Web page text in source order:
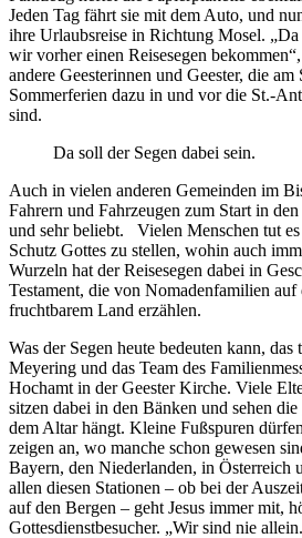
Jeden Tag fährt sie mit dem Auto, und
ihre Urlaubsreise in Richtung Mosel.
wir vorher einen Reisesegen
andere Geesterinnen und Geester, die am
Sommerferien dazu in und vor die St.-
sind.
Da soll der Segen dabei sein.
Auch in vielen anderen Gemeinden im
Fahrern und Fahrzeugen zum Start in
und sehr beliebt. Vielen Menschen tut
Schutz Gottes zu stellen, wohin auch
Wurzeln hat der Reisesegen dabei in
Testament, die von Nomadenfamilien auf
fruchtbarem Land erzählen.
Was der Segen heute bedeuten kann,
Meyering und das Team des
Hochamt in der Geester Kirche. Viele
sitzen dabei in den Bänken und sehen
dem Altar hängt. Kleine Fußspuren
zeigen an, wo manche schon gewesen
Bayern, den Niederlanden, in Österreich
allen diesen Stationen – ob bei der
auf den Bergen – geht Jesus immer mit,
Gottesdienstbesucher. „Wir sind nie